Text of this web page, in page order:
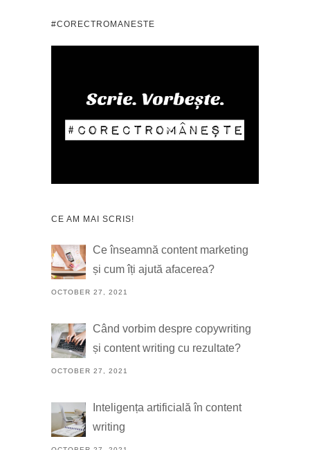
#CORECTROMANESTE
CE AM MAI SCRIS!
Ce înseamnă content marketing
și cum îți ajută afacerea?
OCTOBER 27, 2021
Când vorbim despre copywriting
și content writing cu rezultate?
OCTOBER 27, 2021
Inteligența artificială în content
writing